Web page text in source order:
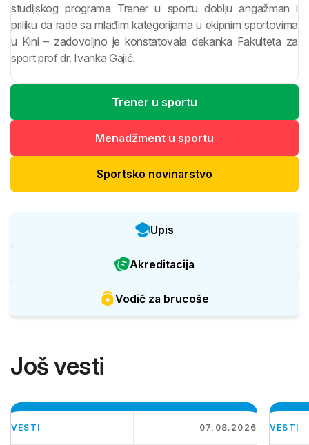
studijskog programa Trener u sportu dobiju angažman i
priliku da rade sa mlađim kategorijama u ekipnim sportovima
u Kini – zadovoljno je konstatovala dekanka Fakulteta za
sport prof dr. Ivanka Gajić.
Trener u sportu
Menadžment u sportu
Sportsko novinarstvo
Upis
Akreditacija
Vodič za brucoše
Još vesti
VESTI 07.08.2026 VESTI